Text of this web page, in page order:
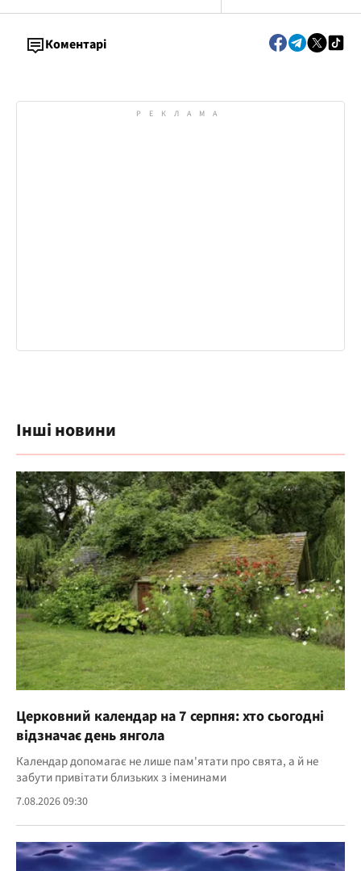
Коментарі
Інші новини
Церковний календар на 7 серпня: хто сьогодні
відзначає день янгола
Календар допомагає не лише пам'ятати про свята, а й не
забути привітати близьких з іменинами
7.08.2026 09:30